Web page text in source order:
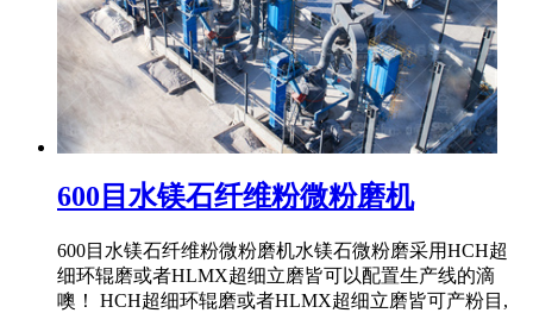
600目水镁石纤维粉微粉磨机
600目水镁石纤维粉微粉磨机水镁石微粉磨采用HCH超
细环辊磨或者HLMX超细立磨皆可以配置生产线的滴
噢！ HCH超细环辊磨或者HLMX超细立磨皆可产粉目,